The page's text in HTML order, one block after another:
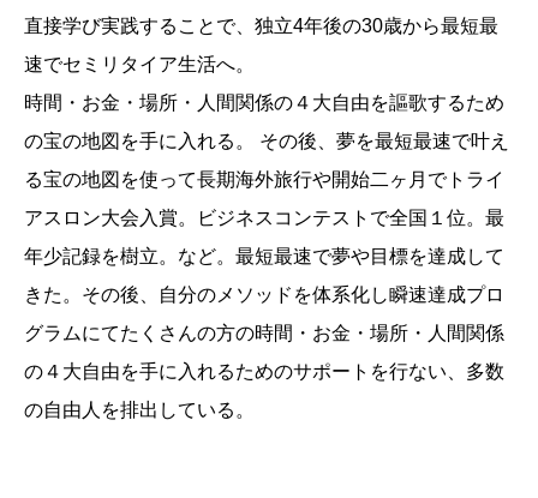
直接学び実践することで、独立4年後の30歳から最短最
速でセミリタイア生活へ。
時間・お金・場所・人間関係の４大自由を謳歌するため
の宝の地図を手に入れる。 その後、夢を最短最速で叶え
る宝の地図を使って長期海外旅行や開始二ヶ月でトライ
アスロン大会入賞。ビジネスコンテストで全国１位。最
年少記録を樹立。など。最短最速で夢や目標を達成して
きた。その後、自分のメソッドを体系化し瞬速達成プロ
グラムにてたくさんの方の時間・お金・場所・人間関係
の４大自由を手に入れるためのサポートを行ない、多数
の自由人を排出している。